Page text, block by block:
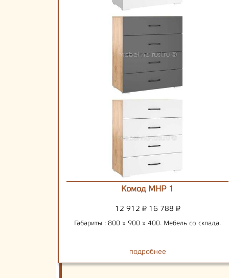
Комод МНР 1
12 912 ₽ 16 788 ₽
Габариты : 800 х 900 х 400. Мебель со склада.
подробнее